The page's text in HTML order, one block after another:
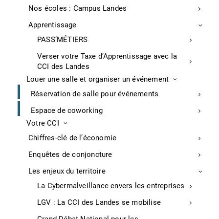
Nos écoles : Campus Landes
Apprentissage
PASS’MÉTIERS
Verser votre Taxe d’Apprentissage avec la
CCI des Landes
Louer une salle et organiser un événement
Réservation de salle pour événements
Espace de coworking
Votre CCI
Chiffres-clé de l’économie
Enquêtes de conjoncture
Les enjeux du territoire
La Cybermalveillance envers les entreprises
LGV : La CCI des Landes se mobilise
secteur Capbreton-Hossegor. Ce transfert s’ajouterait
à ceux de plusieurs entreprises du Pays basque vers le
département voisin, faute de trouver le foncier
nécessaire à leur développement, telles que Mecadaq
(de Biarritz à Tarnos) ou encore Patatam (de Bayonne
à Hastingues.
APS, 01/09/2021
Commerce
Pass et centres commerciaux dans les
A Saint-Paul-lès-Dax, le centre commercial le Grand
Mail et à Saint-Pierre-du-Mont, le Grand Moun doivent
maintenir le contrôle du pass sanitaire jusqu’au 15
septembre minuit suite à un arrêté de la préfecture